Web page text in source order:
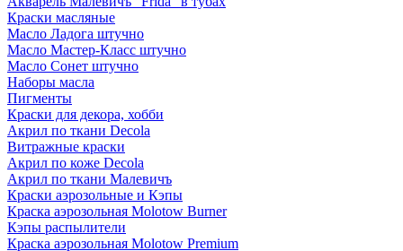
Краски масляные
Масло Ладога штучно
Масло Мастер-Класс штучно
Масло Сонет штучно
Наборы масла
Пигменты
Краски для декора, хобби
Акрил по ткани Decola
Витражные краски
Акрил по коже Decola
Акрил по ткани Малевичъ
Краски аэрозольные и Кэпы
Краска аэрозольная Molotow Burner
Кэпы распылители
Краска аэрозольная Molotow Premium